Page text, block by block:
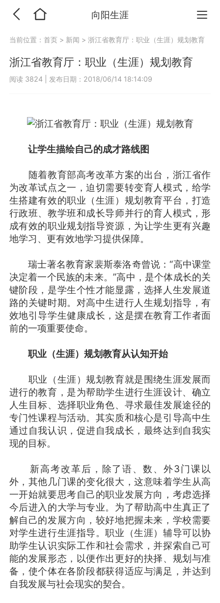
向阳生涯
当前位置：首页 > 新闻 >浙江省教育厅：职业（生涯）规划教育
浙江省教育厅：职业（生涯）规划教育
阅读 3824 发布日期：2018/06/14 18:14:09
让学生描绘自己的成才路线图
随着教育部高考改革方案的出台，浙江省作
为改革试点之一，迫切需要转变育人模式，给学
生搭建有效的职业（生涯）规划教育平台，打造
行政班、教学班和成长导师并行的育人模式，形
成有效的职业规划指导资源，为让学生更有兴趣
地学习、更有效地学习提供保障。
瑞士著名教育家裴斯泰洛奇曾说：“高中课堂
决定着一个民族的未来。”高中，是个体成长的关
键阶段，是学生个性才能显露，选择人生发展道
路的关键时期。对高中生进行人生规划指导，有
效地引导学生健康成长，这是摆在教育工作者面
前的一项重要使命。
职业（生涯）规划教育从认知开始
职业（生涯）规划教育就是围绕生涯发展而
进行的教育，是为帮助学生进行生涯设计、确立
人生目标、选择职业角色、寻求最佳发展途径的
专门性课程与活动。其实质和核心是引导高中生
通过自我认识，促进自我成长，最终达到自我实
现的目标。
新高考改革后，除了语、数、外3门课以
外，其他几门课的变化很大，这意味着学生从高
一开始就要思考自己的职业发展方向，考虑选择
今后进入的大学与专业。为了帮助高中生真正了
解自己的发展方向，较好地把握未来，学校需要
对学生进行生涯指导。职业（生涯）辅导可以协
助学生认识实际工作和社会需求，并探索自己可
能的发展形态，以便作出更好的抉择、规划与准
备，使个体在各阶段都获得适应与满足，并达到
自我发展与社会现实的契合。